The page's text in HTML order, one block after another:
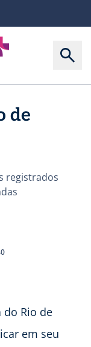
de
registrados
do Rio de
em seu